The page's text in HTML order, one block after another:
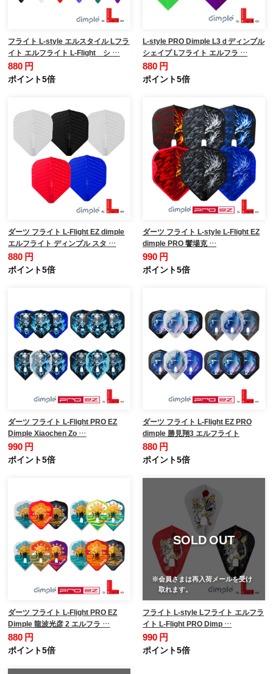
フライト L-style エルスタイル Lフラ
イト エルフライト L-Flight シ …
880 円
ポイント5倍
L-style PRO Dimple L3ｄディンプル
シェイプ Lフライト エルフラ …
880 円
ポイント5倍
ダーツ フライト L-Flight EZ dimple
エルフライト ディンプル スタ …
880 円
ポイント5倍
ダーツ フライト L-style L-Flight EZ
dimple PRO 饗場克 …
990 円
ポイント5倍
ダーツ フライト L-Flight PRO EZ
Dimple Xiaochen Zo …
990 円
ポイント5倍
ダーツ フライト L-Flight EZ PRO
dimple 勝見翔3 エルフライト
880 円
ポイント5倍
ダーツ フライト L-Flight PRO EZ
Dimple 龍波光彦 2 エルフラ …
880 円
ポイント5倍
SOLD OUT
※会員さまは再入荷メールを受け
取れます。
フライト L-style Lフライト エルフラ
イト L-Flight PRO Dimp …
990 円
ポイント5倍